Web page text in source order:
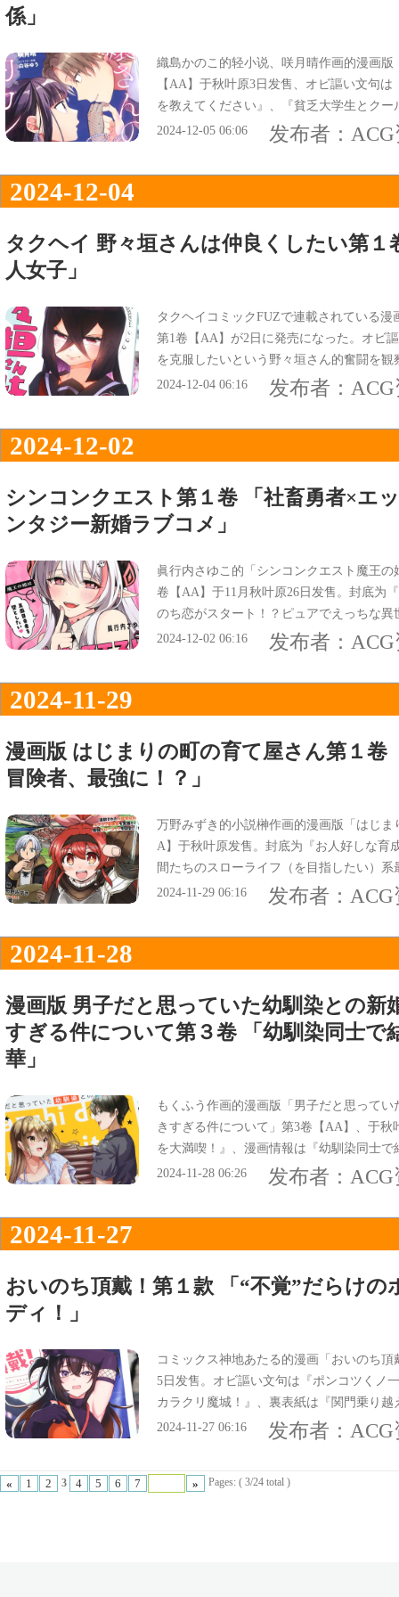
係」
織島かのこ的轻小说、咲月晴作画的漫画
【AA】于秋叶原3日发售、オビ謳い文句
を教えてください』、『貧乏大学生とク
の、期間限定報酬付き恋人関係の行方』だ
2024-12-05 06:06 发布者：
2024-12-04
タクヘイ 野々垣さんは仲良くしたい第１
人女子」
タクヘイコミックFUZで連載されている
第1卷【AA】が2日に発売になった。オビ
を克服したいという野々垣さん的奮闘を
ス情報は『男子クラスに一人女子』。
2024-12-04 06:16 发布者：
2024-12-02
シンコンクエスト第１卷 「社畜勇者×エ
ンタジー新婚ラブコメ」
眞行内さゆこ的「シンコンクエスト魔王
卷【AA】于11月秋叶原26日发售。封底为
のち恋がスタート！？ピュアでえっちな
『社畜勇者×エッチな魔王の娘のファンタ
2024-12-02 06:16 发布者：
2024-11-29
漫画版 はじまりの町の育て屋さん第１卷
冒険者、最強に！？」
万野みずき的小説榊作画的漫画版「はじ
A】于秋叶原发售。封底为『お人好しな育
間たちのスローライフ（を目指したい）
『無能扱いの美少女冒険者、育成されたら
2024-11-29 06:16 发布者：
2024-11-28
漫画版 男子だと思っていた幼馴染との新
すぎる件について第３卷 「幼馴染同士で
華」
もくふう作画的漫画版「男子だと思って
きすぎる件について」第3卷【AA】、于
を大満喫！』、漫画情報は『幼馴染同士
人でも、みんなでも楽しんじゃう！』。
2024-11-28 06:26 发布者：
2024-11-27
おいのち頂戴！第１款 「“不覚”だらけ
ディ！」
コミックス神地あたる的漫画「おいのち
5日发售。オビ謳い文句は『ポンコツくノ
カラクリ魔城！』、裏表紙は『関門乗り
けのポンコツくノ一コメディ、いざ開幕！
2024-11-27 06:16 发布者：
« 1 2 3 4 5 6 7 » Pages: ( 3/24 total )